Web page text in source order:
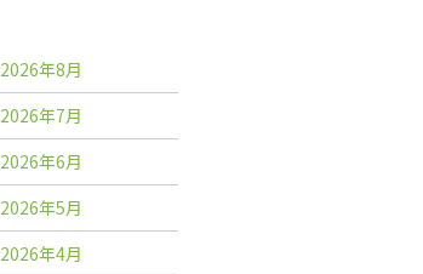
2026年8月
2026年7月
2026年6月
2026年5月
2026年4月